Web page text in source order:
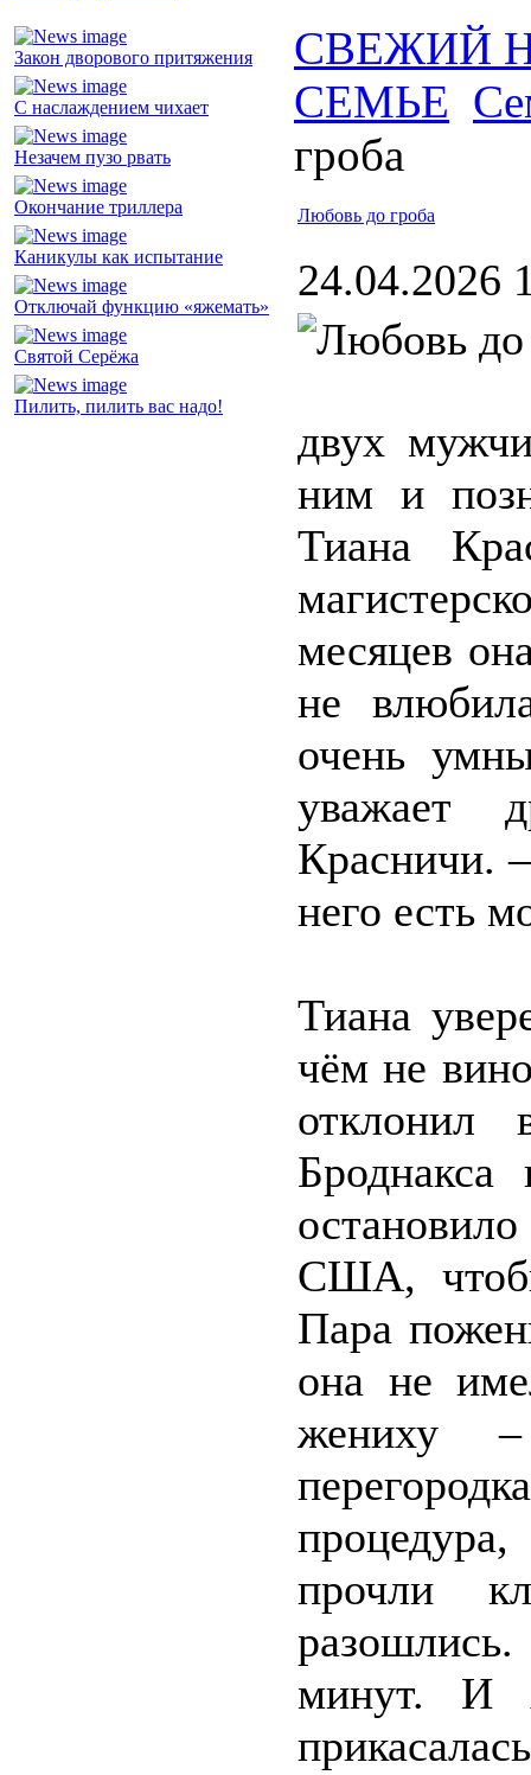
Закон дворового притяжения
С наслаждением чихает
Незачем пузо рвать
Окончание триллера
Каникулы как испытание
Отключай функцию «яжемать»
Святой Серёжа
Пилить, пилить вас надо!
СВЕЖИЙ
СЕМЬЕ
гроба
Любовь до гроба
24.04.2026
двух
ним и
Тиана
месяцев
не
очень
уважает
Красничи.
него есть
Тиана
чём не
отклонил
США,
Пара
она не
жениху –
прочли
минут. И